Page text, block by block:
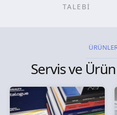
TALEBİ
Servis ve